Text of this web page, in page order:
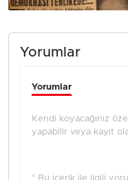
Yorumlar
Yorumlar
Kendi koyacağınız
yapabilir veya kayıt
* Bu içerik ile ilgili